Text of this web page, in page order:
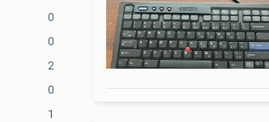
0
0
2
0
1